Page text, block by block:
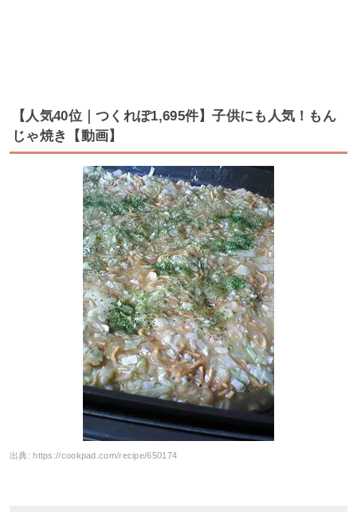
【人気40位｜つくれぽ1,695件】子供にも人気！もん
じゃ焼き【動画】
出典:https://cookpad.com/recipe/650174